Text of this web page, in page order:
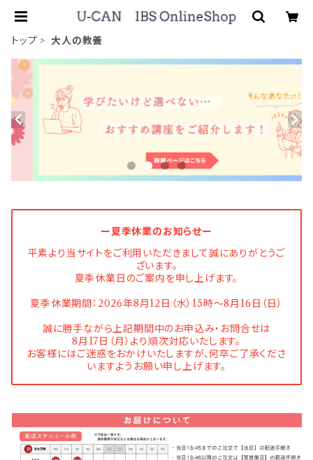
トップ 大人の教養
ー夏季休業のお知らせー
平素より当サイトをご利用いただきまして誠にありがとうご
ざいます。
夏季休業日のご案内を申し上げます。
夏季休業期間：2026年8月12日（水）15時〜8月16日（日）
誠に勝手ながら上記期間中のお申込み・お問合せは
8月17日（月）より順次対応いたします。
お客様にはご迷惑をおかけいたしますが、何卒ご了承くださ
いますようお願い申し上げます。